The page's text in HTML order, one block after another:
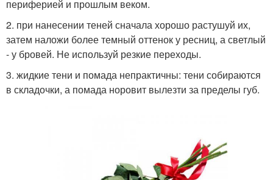
периферией и прошлым веком.
2. при нанесении теней сначала хорошо растушуй их,
затем наложи более темный оттенок у ресниц, а светлый
- у бровей. Не используй резкие переходы.
3. жидкие тени и помада непрактичны: тени собираются
в складочки, а помада норовит вылезти за пределы губ.